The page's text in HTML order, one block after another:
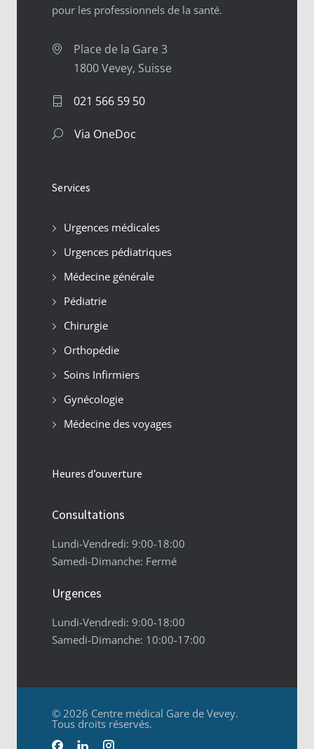
pour les professionnels de la santé.
Place de la Gare 3
1800 Vevey, Suisse
021 566 59 50
Via OneDoc
Services
Urgences médicales
Urgences pédiatriques
Médecine générale
Pédiatrie
Chirurgie
Orthopédie
Soins Infirmiers
Gynécologie
Médecine des voyages
Heures d’ouverture
Consultations
Lundi-Vendredi: 9:00-18:00
Samedi-Dimanche: Fermé
Urgences
Lundi-Vendredi: 9:00-18:00
Samedi-Dimanche: 10:00-17:00
© 2026 Centre médical Gare de Vevey.
Tous droits réservés.